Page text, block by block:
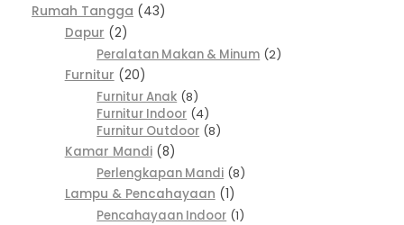
Rumah Tangga 43
Dapur
2
Peralatan Makan & Minum 2
Furnitur
20
Furnitur Anak 8
Furnitur Indoor 4
Furnitur Outdoor 8
Kamar Mandi 8
Perlengkapan Mandi 8
Lampu & Pencahayaan
1
Pencahayaan Indoor 1